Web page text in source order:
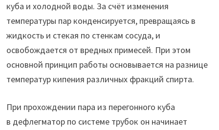
куба и холодной воды. За счёт изменения
температуры пар конденсируется, превращаясь в
жидкость и стекая по стенкам сосуда, и
освобождается от вредных примесей. При этом
основной принцип работы основывается на разнице
температур кипения различных фракций спирта.
При прохождении пара из перегонного куба
в дефлегматор по системе трубок он начинает